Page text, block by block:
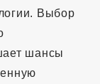
Выбор
шансы